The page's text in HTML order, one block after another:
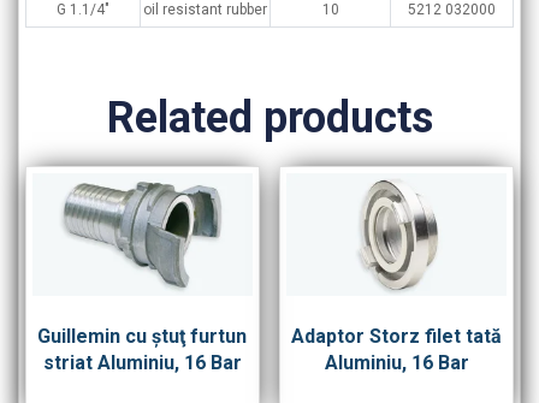
G 1.1/4″ oil resistant rubber 10 5212 032000
Related products
Guillemin cu ştuţ furtun
striat Aluminiu, 16 Bar
Adaptor Storz filet tată
Aluminiu, 16 Bar